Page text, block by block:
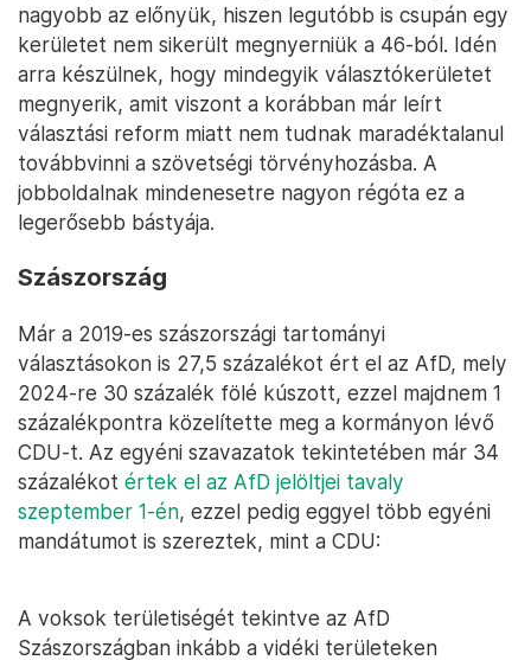
nagyobb az előnyük, hiszen legutóbb is csupán egy
kerületet nem sikerült megnyerniük a 46-ból. Idén
arra készülnek, hogy mindegyik választókerületet
megnyerik, amit viszont a korábban már leírt
választási reform miatt nem tudnak maradéktalanul
továbbvinni a szövetségi törvényhozásba. A
jobboldalnak mindenesetre nagyon régóta ez a
legerősebb bástyája.
Szászország
Már a 2019-es szászországi tartományi
választásokon is 27,5 százalékot ért el az AfD, mely
2024-re 30 százalék fölé kúszott, ezzel majdnem 1
százalékpontra közelítette meg a kormányon lévő
CDU-t. Az egyéni szavazatok tekintetében már 34
százalékot értek el az AfD jelöltjei tavaly
szeptember 1-én, ezzel pedig eggyel több egyéni
mandátumot is szereztek, mint a CDU:
A voksok területiségét tekintve az AfD
Szászországban inkább a vidéki területeken